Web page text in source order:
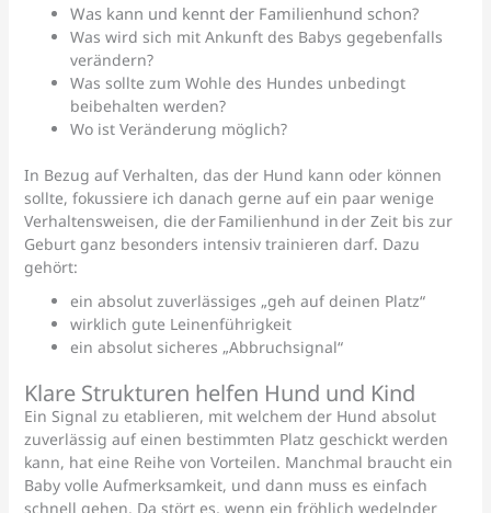
Was kann und kennt der Familienhund schon?
Was wird sich mit Ankunft des Babys gegebenfalls
verändern?
Was sollte zum Wohle des Hundes unbedingt
beibehalten werden?
Wo ist Veränderung möglich?
In Bezug auf Verhalten, das der Hund kann oder können
sollte, fokussiere ich danach gerne auf ein paar wenige
Verhaltensweisen, die der Familienhund in der Zeit bis zur
Geburt ganz besonders intensiv trainieren darf. Dazu
gehört:
ein absolut zuverlässiges „geh auf deinen Platz“
wirklich gute Leinenführigkeit
ein absolut sicheres „Abbruchsignal“
Klare Strukturen helfen Hund und Kind
Ein Signal zu etablieren, mit welchem der Hund absolut
zuverlässig auf einen bestimmten Platz geschickt werden
kann, hat eine Reihe von Vorteilen. Manchmal braucht ein
Baby volle Aufmerksamkeit, und dann muss es einfach
schnell gehen. Da stört es, wenn ein fröhlich wedelnder